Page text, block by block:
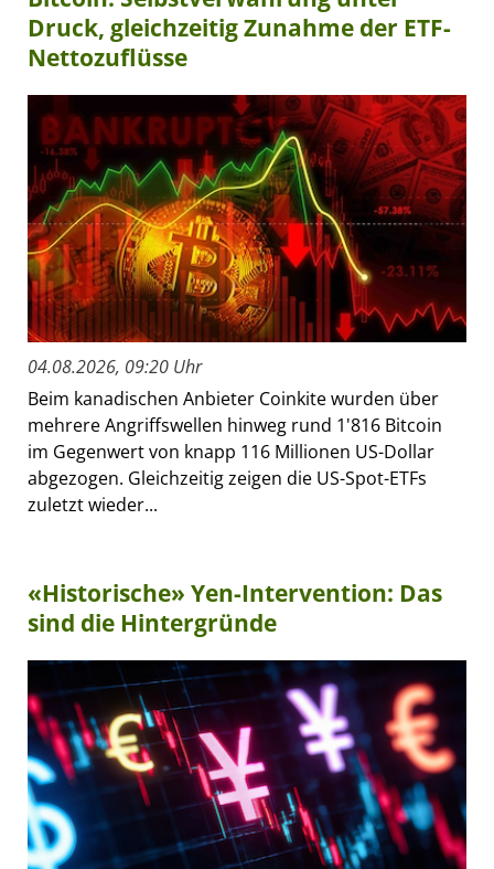
Druck, gleichzeitig Zunahme der ETF-
Nettozuflüsse
04.08.2026, 09:20 Uhr
Beim kanadischen Anbieter Coinkite wurden über
mehrere Angriffswellen hinweg rund 1'816 Bitcoin
im Gegenwert von knapp 116 Millionen US-Dollar
abgezogen. Gleichzeitig zeigen die US-Spot-ETFs
zuletzt wieder...
«Historische» Yen-Intervention: Das
sind die Hintergründe